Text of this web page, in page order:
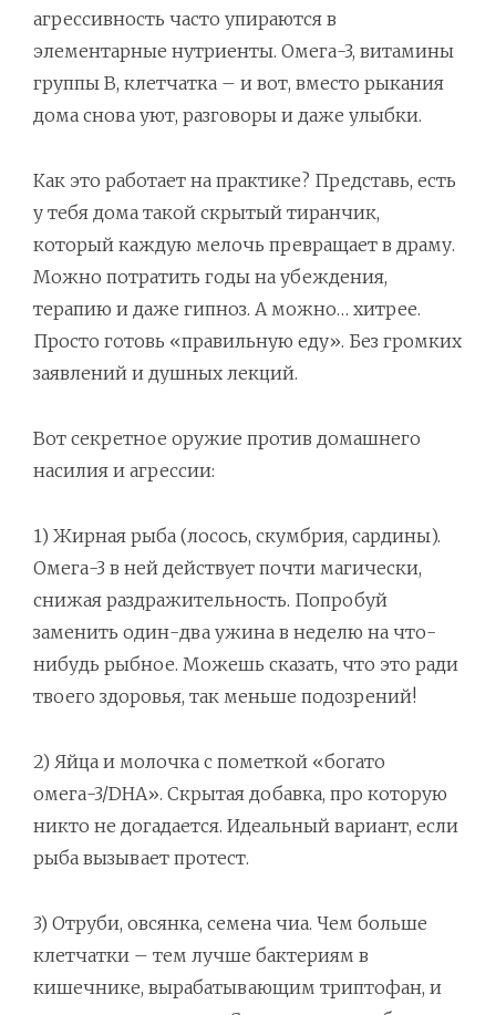
агрессивность часто упираются в
элементарные нутриенты. Омега-3, витамины
группы B, клетчатка – и вот, вместо рыкания
дома снова уют, разговоры и даже улыбки.
Как это работает на практике? Представь, есть
у тебя дома такой скрытый тиранчик,
который каждую мелочь превращает в драму.
Можно потратить годы на убеждения,
терапию и даже гипноз. А можно… хитрее.
Просто готовь «правильную еду». Без громких
заявлений и душных лекций.
Вот секретное оружие против домашнего
насилия и агрессии:
1) Жирная рыба (лосось, скумбрия, сардины).
Омега-3 в ней действует почти магически,
снижая раздражительность. Попробуй
заменить один-два ужина в неделю на что-
нибудь рыбное. Можешь сказать, что это ради
твоего здоровья, так меньше подозрений!
2) Яйца и молочка с пометкой «богато
омега-3/DHA». Скрытая добавка, про которую
никто не догадается. Идеальный вариант, если
рыба вызывает протест.
3) Отруби, овсянка, семена чиа. Чем больше
клетчатки – тем лучше бактериям в
кишечнике, вырабатывающим триптофан, и